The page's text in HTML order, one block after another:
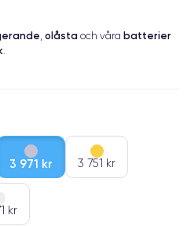
, olåsta och våra batterier
.
3 971 kr 3 751 kr
kr